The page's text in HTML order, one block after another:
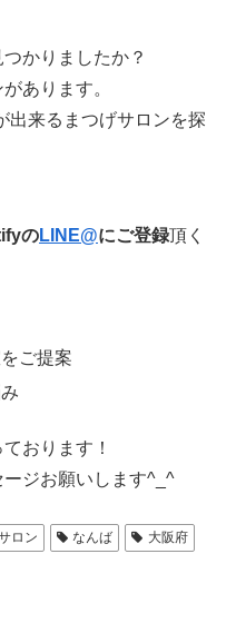
かりましたか？
あります。
出来るまつげサロンを探
のLINE@にご登録頂く
ご提案
おります！
ジお願いします^_^
ロン なんば 大阪府